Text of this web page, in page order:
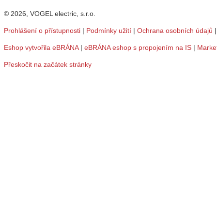
© 2026, VOGEL electric, s.r.o.
Prohlášení o přístupnosti | Podmínky užití | Ochrana osobních údajů
Eshop vytvořila eBRÁNA| eBRÁNA eshop s propojením na IS |
Přeskočit na začátek stránky